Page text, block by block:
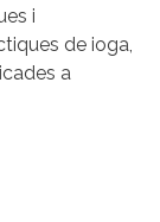
i
de ioga,
a